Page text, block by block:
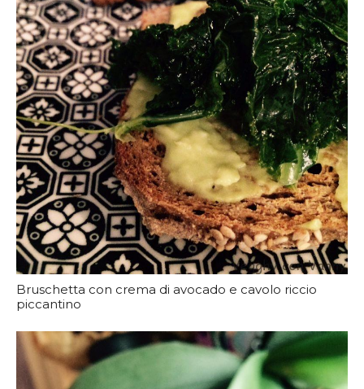
Bruschetta con crema di avocado e cavolo riccio
piccantino